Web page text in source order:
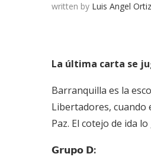
written by Luis Angel
La última carta se
Barranquilla es la
Libertadores, cuando
Paz. El cotejo de ida
𝗚𝗿𝘂𝗽𝗼 𝗗: